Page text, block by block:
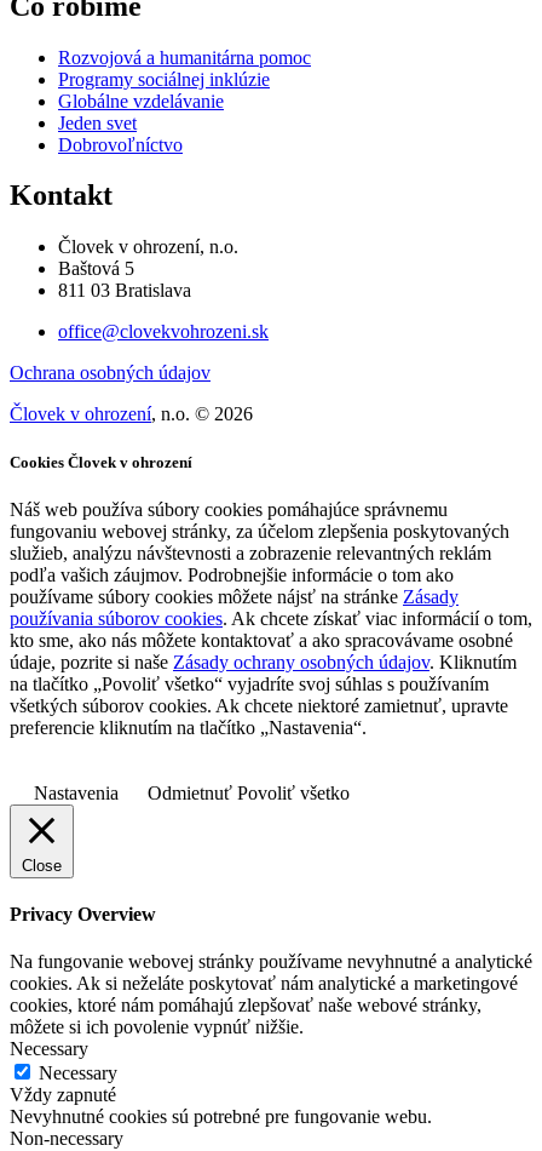
Rozvojová a humanitárna pomoc
Programy sociálnej inklúzie
Globálne vzdelávanie
Jeden svet
Dobrovoľníctvo
Kontakt
Človek v ohrození, n.o.
Baštová 5
811 03 Bratislava
office@clovekvohrozeni.sk
Ochrana osobných údajov
Človek v ohrození, n.o. © 2026
Cookies Človek v ohrození
Náš web používa súbory cookies pomáhajúce správnemu
fungovaniu webovej stránky, za účelom zlepšenia poskytovaných
služieb, analýzu návštevnosti a zobrazenie relevantných reklám
podľa vašich záujmov. Podrobnejšie informácie o tom ako
používame súbory cookies môžete nájsť na stránke Zásady
používania súborov cookies. Ak chcete získať viac informácií o tom,
kto sme, ako nás môžete kontaktovať a ako spracovávame osobné
údaje, pozrite si naše Zásady ochrany osobných údajov. Kliknutím
na tlačítko „Povoliť všetko“ vyjadríte svoj súhlas s používaním
všetkých súborov cookies. Ak chcete niektoré zamietnuť, upravte
preferencie kliknutím na tlačítko „Nastavenia“.
Nastavenia Odmietnuť Povoliť všetko
Close
Privacy Overview
Na fungovanie webovej stránky používame nevyhnutné a analytické
cookies. Ak si neželáte poskytovať nám analytické a marketingové
cookies, ktoré nám pomáhajú zlepšovať naše webové stránky,
môžete si ich povolenie vypnúť nižšie.
Necessary
Necessary
Vždy zapnuté
Nevyhnutné cookies sú potrebné pre fungovanie webu.
Non-necessary